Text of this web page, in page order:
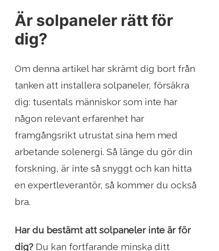
Är solpaneler rätt för
dig?
Om denna artikel har skrämt dig bort från
tanken att installera solpaneler, försäkra
dig: tusentals människor som inte har
någon relevant erfarenhet har
framgångsrikt utrustat sina hem med
arbetande solenergi. Så länge du gör din
forskning, är inte så snyggt och kan hitta
en expertleverantör, så kommer du också
bra.
Har du bestämt att solpaneler inte är för
dig? Du kan fortfarande minska ditt